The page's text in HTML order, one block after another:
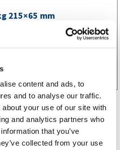
content and ads, to
and to analyse our traffic.
your use of our site with
and analytics partners who
that you’ve
collected from your use
215×65 mm